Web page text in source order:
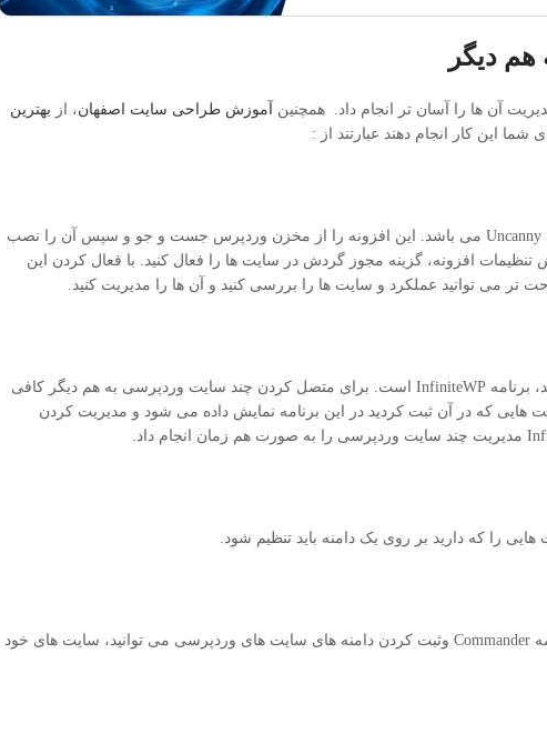
دیگر
آن ها را آسان تر انجام داد. همچنین آموزش طراحی سایت اصفهان، از بهترین
این کار انجام دهند عبارتند از :
یکی از ابزارهایی که می تواند به شما برای اتصال چند سایت وردپرسی کمک کند، افزونه Uncanny می باشد. این افزونه را از مخزن وردپرس جست و جو و سپس آن را نصب
افزونه، گزینه مجوز گردش در سایت ها را فعال کنید. با فعال کردن این
می توانید عملکرد و سایت ها را بررسی کنید و آن ها را مدیریت کنید.
یکی دیگر از ابزارهایی که می تواند به شما در متصل کردن چند سایت وردپرسی کمک کند، برنامه InfiniteWP است. برای متصل کردن چند سایت وردپرسی به هم دیگر کافی
هایی که در آن ثبت کردید در این برنامه نمایش داده می شود و مدیریت کردن
را که دارید بر روی یک دامنه باید تنظیم شود.
برای اتصال چند سایت وردپرس می توان از ابزار Commander استفاده کنید. با نصب برنامه Commander وثبت کردن دامنه های سایت های وردپرسی می توانید، سایت های خود